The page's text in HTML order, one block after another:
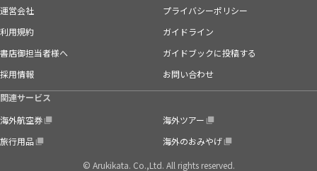
運営会社
プライバシーポリシー
利用規約
ガイドライン
書店御担当者様へ
ガイドブックに投稿する
採用情報
お問い合わせ
関連サービス
海外航空券
海外ツアー
旅行用品
海外のおみやげ
© Arukikata. Co.,Ltd. All rights reserved.